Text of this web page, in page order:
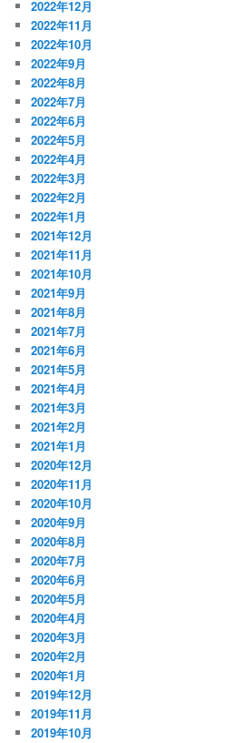
2022年12月
2022年11月
2022年10月
2022年9月
2022年8月
2022年7月
2022年6月
2022年5月
2022年4月
2022年3月
2022年2月
2022年1月
2021年12月
2021年11月
2021年10月
2021年9月
2021年8月
2021年7月
2021年6月
2021年5月
2021年4月
2021年3月
2021年2月
2021年1月
2020年12月
2020年11月
2020年10月
2020年9月
2020年8月
2020年7月
2020年6月
2020年5月
2020年4月
2020年3月
2020年2月
2020年1月
2019年12月
2019年11月
2019年10月